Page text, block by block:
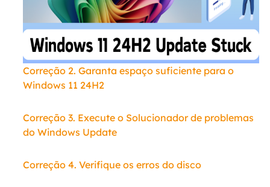
Correção 2. Garanta espaço suficiente para o
Windows 11 24H2
Correção 3. Execute o Solucionador de problemas
do Windows Update
Correção 4. Verifique os erros do disco